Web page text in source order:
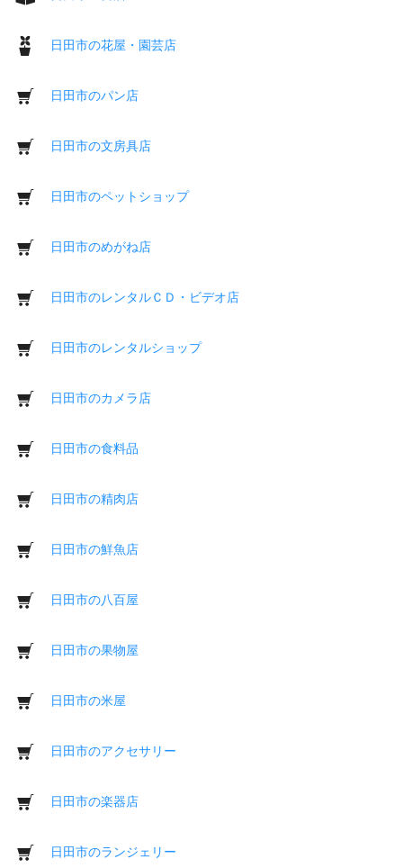
日田市の花屋・園芸店
日田市のパン店
日田市の文房具店
日田市のペットショップ
日田市のめがね店
日田市のレンタルＣＤ・ビデオ店
日田市のレンタルショップ
日田市のカメラ店
日田市の食料品
日田市の精肉店
日田市の鮮魚店
日田市の八百屋
日田市の果物屋
日田市の米屋
日田市のアクセサリー
日田市の楽器店
日田市のランジェリー